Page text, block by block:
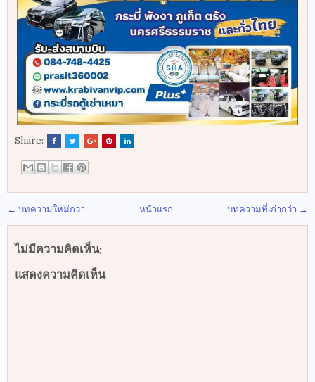
Share:
← บทความใหม่กว่า บทความที่เก่ากว่า →
หน้าแรก
ไม่มีความคิดเห็น:
แสดงความคิดเห็น